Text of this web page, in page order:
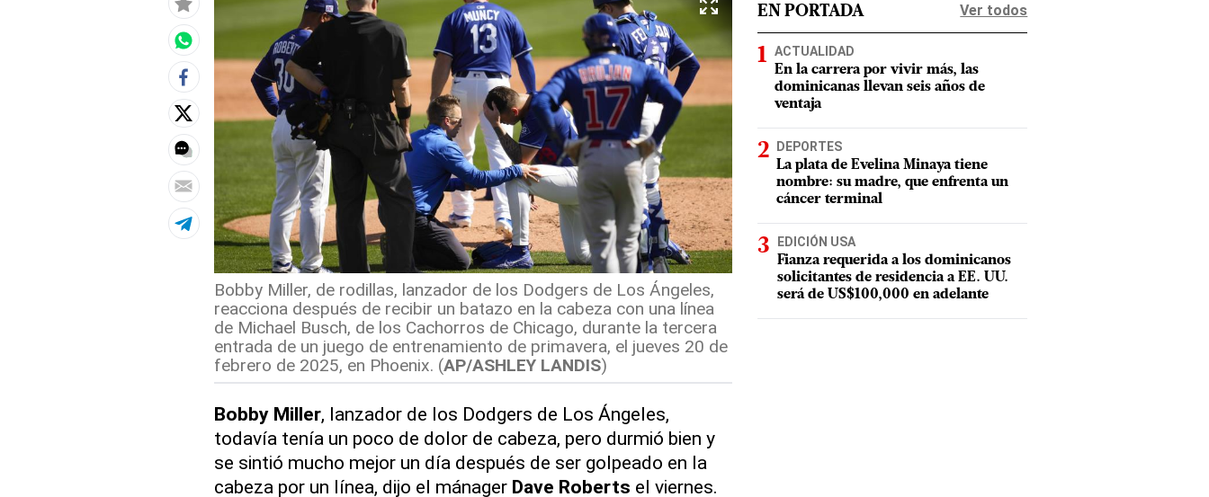
Bobby Miller, de rodillas, lanzador de los Dodgers de Los Ángeles,
reacciona después de recibir un batazo en la cabeza con una línea
de Michael Busch, de los Cachorros de Chicago, durante la tercera
entrada de un juego de entrenamiento de primavera, el jueves 20 de
febrero de 2025, en Phoenix. (AP/ASHLEY LANDIS)
Bobby Miller, lanzador de los Dodgers de Los Ángeles,
todavía tenía un poco de dolor de cabeza, pero durmió bien y
se sintió mucho mejor un día después de ser golpeado en la
cabeza por un línea, dijo el mánager Dave Roberts el viernes.
EN PORTADA Ver todos
ACTUALIDAD
En la carrera por vivir más, las
dominicanas llevan seis años de
ventaja
DEPORTES
La plata de Evelina Minaya tiene
nombre: su madre, que enfrenta un
cáncer terminal
EDICIÓN USA
Fianza requerida a los dominicanos
solicitantes de residencia a EE. UU.
será de US$100,000 en adelante